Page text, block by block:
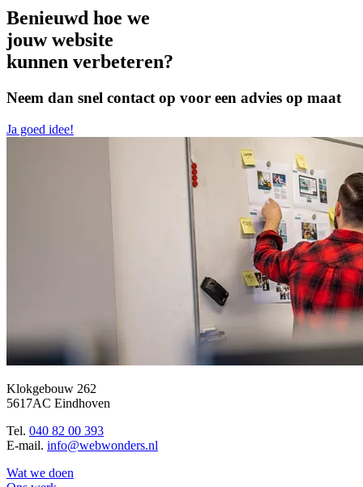
Benieuwd hoe we
jouw website
kunnen verbeteren?
Neem dan snel contact op voor een advies op maat
Ja goed idee!
Klokgebouw 262
5617AC Eindhoven
Tel. 040 82 00 393
E-mail. info@webwonders.nl
Wat we doen